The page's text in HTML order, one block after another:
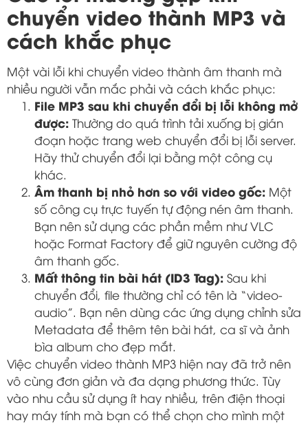
chuyển video thành MP3 và
cách khắc phục
Một vài lỗi khi chuyển video thành âm thanh mà
nhiều người vẫn mắc phải và cách khắc phục:
File MP3 sau khi chuyển đổi bị lỗi không mở
được: Thường do quá trình tải xuống bị gián
đoạn hoặc trang web chuyển đổi bị lỗi server.
Hãy thử chuyển đổi lại bằng một công cụ
khác.
Âm thanh bị nhỏ hơn so với video gốc: Một
số công cụ trực tuyến tự động nén âm thanh.
Bạn nên sử dụng các phần mềm như VLC
hoặc Format Factory để giữ nguyên cường độ
âm thanh gốc.
Mất thông tin bài hát (ID3 Tag): Sau khi
chuyển đổi, file thường chỉ có tên là “video-
audio”. Bạn nên dùng các ứng dụng chỉnh sửa
Metadata để thêm tên bài hát, ca sĩ và ảnh
bìa album cho đẹp mắt.
Việc chuyển video thành MP3 hiện nay đã trở nên
vô cùng đơn giản và đa dạng phương thức. Tùy
vào nhu cầu sử dụng ít hay nhiều, trên điện thoại
hay máy tính mà bạn có thể chọn cho mình một